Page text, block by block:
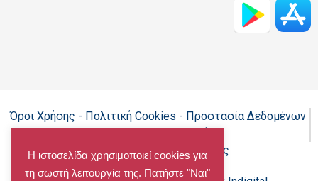
Όροι Χρήσης - Πολιτική Cookies - Προστασία Δεδομένων
Προσωπικού Χαρακτήρα
Δήλωση προσβασιμότητας
Η ιστοσελίδα χρησιμοποιεί cookies για
τη σωστή λειτουργία της. Πατήστε "Ναι"